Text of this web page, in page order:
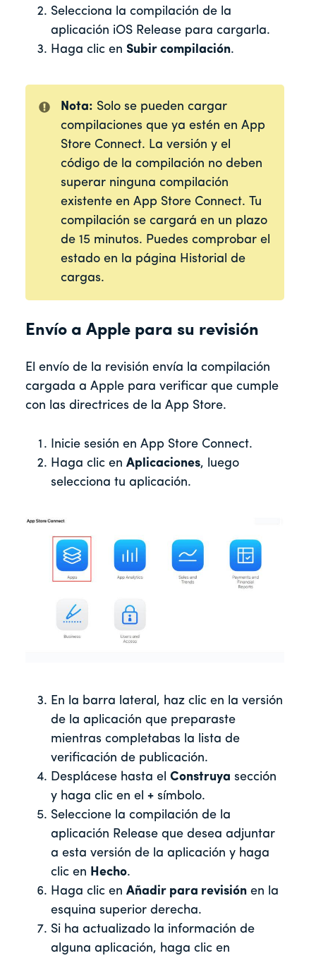
Selecciona la compilación de la
aplicación iOS Release para cargarla.
Haga clic en Subir compilación.
Nota: Solo se pueden cargar
compilaciones que ya estén en App
Store Connect. La versión y el
código de la compilación no deben
superar ninguna compilación
existente en App Store Connect. Tu
compilación se cargará en un plazo
de 15 minutos. Puedes comprobar el
estado en la página Historial de
cargas.
Envío a Apple para su revisión
El envío de la revisión envía la compilación
cargada a Apple para verificar que cumple
con las directrices de la App Store.
Inicie sesión en App Store Connect.
Haga clic en Aplicaciones, luego
selecciona tu aplicación.
En la barra lateral, haz clic en la versión
de la aplicación que preparaste
mientras completabas la lista de
verificación de publicación.
Desplácese hasta el Construya sección
y haga clic en el + símbolo.
Seleccione la compilación de la
aplicación Release que desea adjuntar
a esta versión de la aplicación y haga
clic en Hecho.
Haga clic en Añadir para revisión en la
esquina superior derecha.
Si ha actualizado la información de
alguna aplicación, haga clic en